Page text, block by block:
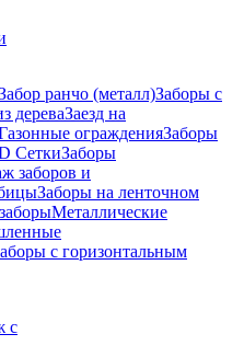
ранчо (металл)Заборы с
дереваЗаезд на
огражденияЗаборы
СеткиЗаборы
заборов и
Заборы на ленточном
Металлические
с горизонтальным
с